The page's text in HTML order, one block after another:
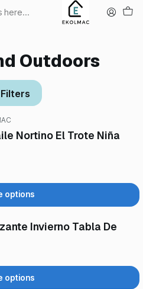
Outdoors
Filters
Nortino El Trote Niña
options
Invierno Tabla De
options